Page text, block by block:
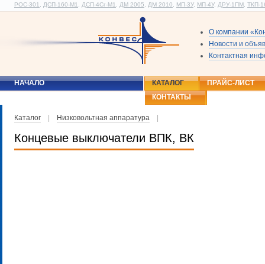
РОС-301 ДСП-160-М1 ДСП-4Сг-М1 ДМ 2005 ДМ 2010 МП-3У, МП-4У, ДРУ-1ПМ ТКП-
О компании
Новости и
Контактная
НАЧАЛО КАТАЛОГ
ПРАЙС-ЛИСТ
КОНТАКТЫ
Каталог Низковольтная аппаратура
Концевые выключатели ВПК, ВК